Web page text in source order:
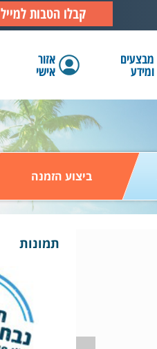
קבלו הטבות למייל
מבצעים
ומידע
אזור
אישי
ביצוע הזמנה
תמונות